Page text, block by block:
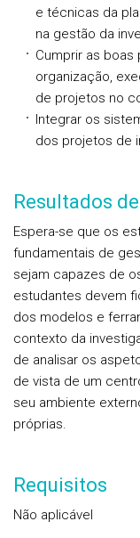
e técnicas da
na gestão da
Cumprir as boas
organização,
de projetos no
Integrar os
dos projetos de
Resultados
Espera-se que os
fundamentais de
sejam capazes de
estudantes devem
dos modelos e
contexto da
de analisar os
de vista de um
seu ambiente
próprias.
Requisitos
Não aplicável